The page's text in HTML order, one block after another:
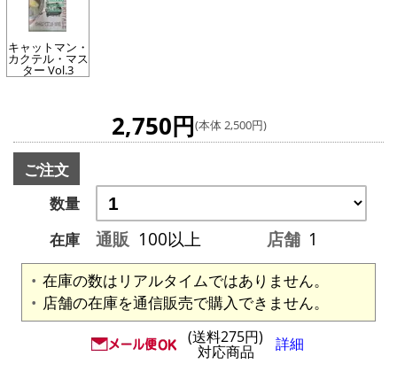
キャットマン・
カクテル・マス
ター Vol.3
2,750円(本体 2,500円)
ご注文
数量
在庫
通販 100以上 店舗 1
在庫の数はリアルタイムではありません。
店舗の在庫を通信販売で購入できません。
(送料275円)
対応商品 詳細